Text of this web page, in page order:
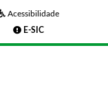
Acessibilidade
E-SIC